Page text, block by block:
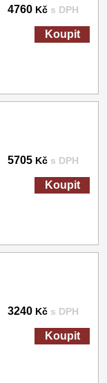
4760 Kč s DPH
Koupit
5705 Kč s DPH
Koupit
3240 Kč s DPH
Koupit